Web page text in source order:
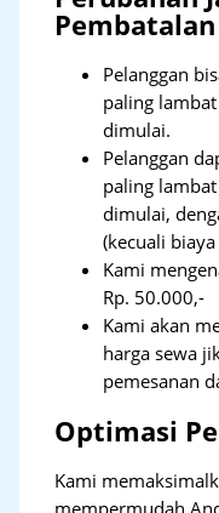
Pembatalan
Pelanggan
paling
dimulai.
Pelanggan
paling
dimulai,
(kecuali
Kami
Rp. 50.000,-
Kami akan
harga sewa
pemesanan
Optimasi
Kami